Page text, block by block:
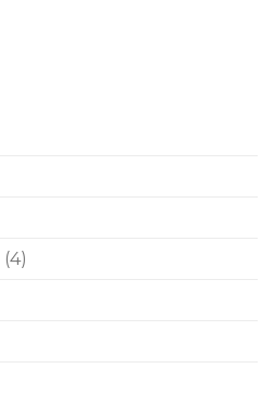
(4)